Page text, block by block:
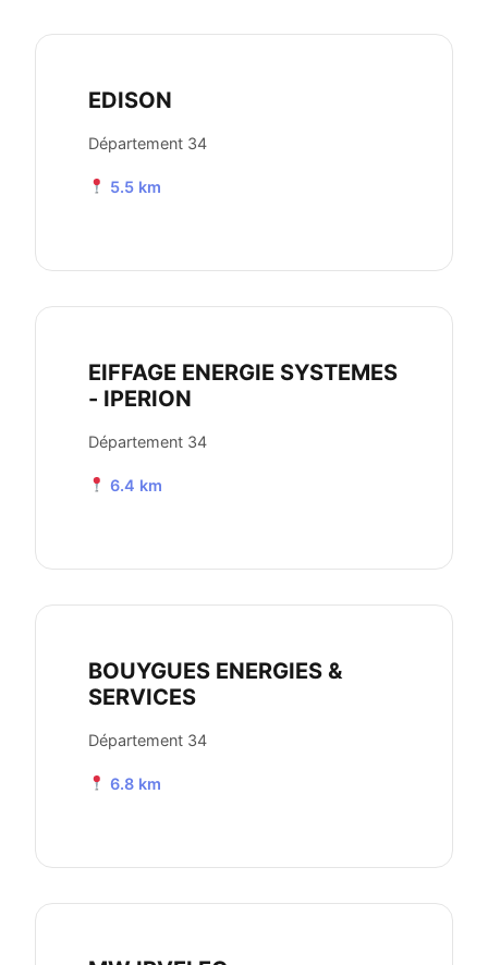
EDISON
Département 34
5.5 km
EIFFAGE ENERGIE SYSTEMES
- IPERION
Département 34
6.4 km
BOUYGUES ENERGIES &
SERVICES
Département 34
6.8 km